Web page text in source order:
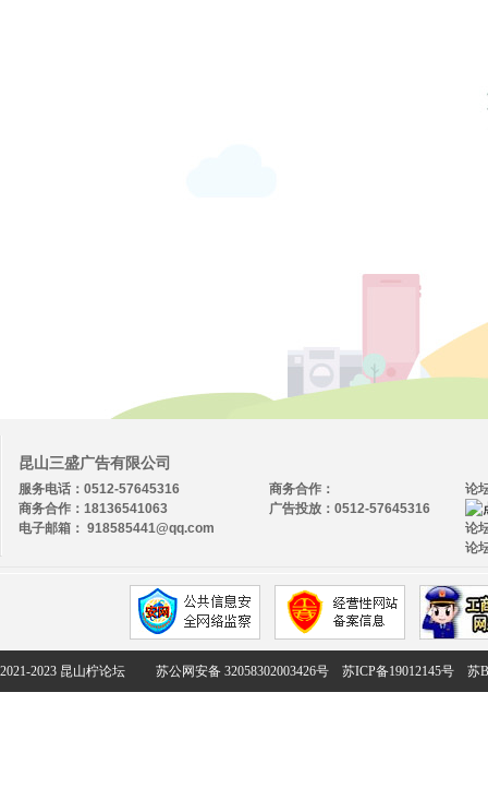
昆山三盛广告有限公司
服务电话：0512-57645316
商务合作：18136541063
电子邮箱： 918585441@qq.com
论
论
论
商务合作：
广告投放：0512-57645316
2021-2023 昆山柠论坛 苏公网安备 32058302003426号 苏ICP备19012145号 苏